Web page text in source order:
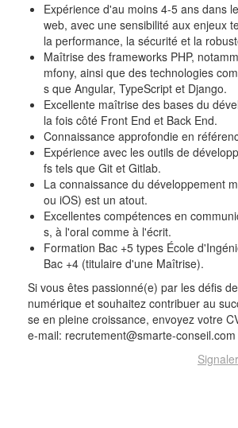
Expérience d'au moins 4-5 ans dans
web, avec une sensibilité aux enjeux
la performance, la sécurité et la
Maîtrise des frameworks PHP,
mfony, ainsi que des technologies
s que Angular, TypeScript et Django.
Excellente maîtrise des bases du
la fois côté Front End et Back End.
Connaissance approfondie en
Expérience avec les outils de
fs tels que Git et Gitlab.
La connaissance du développement
ou iOS) est un atout.
Excellentes compétences en
s, à l'oral comme à l'écrit.
Formation Bac +5 types École
Bac +4 (titulaire d'une Maîtrise).
Si vous êtes passionné(e) par les défis
numérique et souhaitez contribuer au
se en pleine croissance, envoyez votre
e-mail: recrutement@smarte-conseil.com